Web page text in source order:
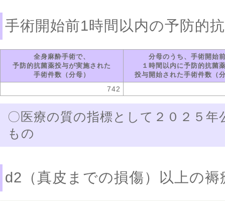
手術開始前1時間以内の予防的
全身麻酔手術で、
予防的抗菌薬投与が実施された
手術件数（分母）
分母のうち、手術開始
１時間以内に予防的抗菌
投与開始された手術件数（
742
〇医療の質の指標として２０２５年
もの
d2（真皮までの損傷）以上の褥